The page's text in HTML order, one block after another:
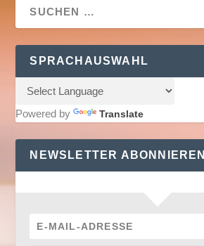
SPRACHAUSWAHL
Powered by Translate
NEWSLETTER ABONNIEREN